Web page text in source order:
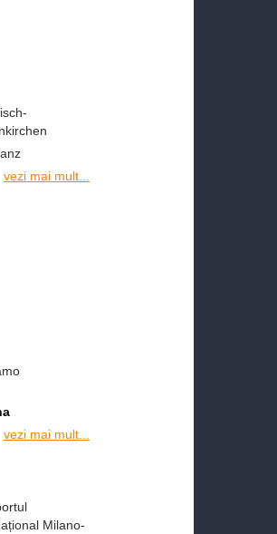
vezi mai mult...
vezi mai mult...
Milano-